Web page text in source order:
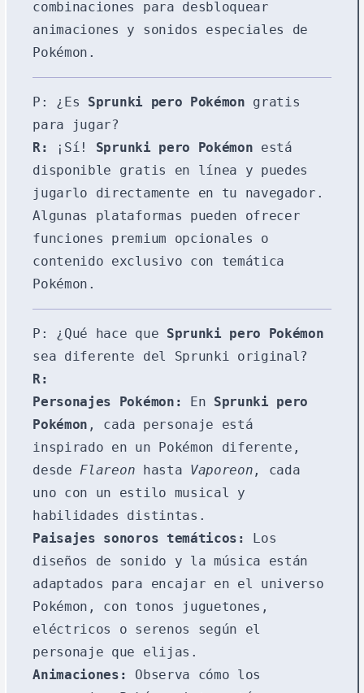
combinaciones para desbloquear
animaciones y sonidos especiales de
Pokémon.
P: ¿Es Sprunki pero Pokémon gratis
para jugar?
R:
¡Sí! Sprunki pero Pokémon está
disponible gratis en línea y puedes
jugarlo directamente en tu navegador.
Algunas plataformas pueden ofrecer
funciones premium opcionales o
contenido exclusivo con temática
Pokémon.
P: ¿Qué hace que Sprunki pero Pokémon
sea diferente del Sprunki original?
R:
Personajes Pokémon:
En Sprunki pero
Pokémon , cada personaje está
inspirado en un Pokémon diferente,
desdeFlareon hasta Vaporeon , cada
uno con un estilo musical y
habilidades distintas.
Paisajes sonoros temáticos:
Los
diseños de sonido y la música están
adaptados para encajar en el universo
Pokémon, con tonos juguetones,
eléctricos o serenos según el
personaje que elijas.
Animaciones:
Observa cómo los